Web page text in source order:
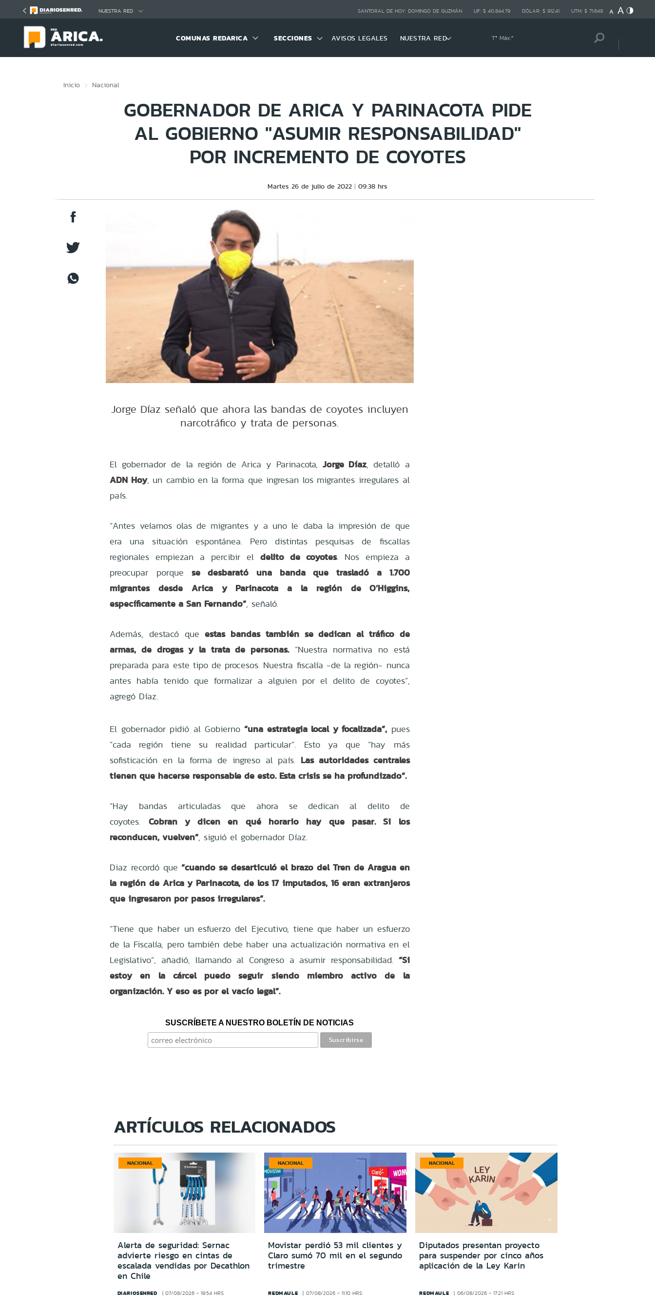
NUESTRA RED SANTORAL DE HOY: DOMINGO DE GUZMÁN UF: $ 40.844,79 DÓLAR: $ 912,41 UTM: $ 71.649
COMUNAS REDARICA SECCIONES AVISOS LEGALES NUESTRA RED Tª Máx:º
Inicio Nacional
GOBERNADOR DE ARICA Y PARINACOTA PIDE
AL GOBIERNO "ASUMIR RESPONSABILIDAD"
POR INCREMENTO DE COYOTES
Martes 26 de julio de 2022 09:38 hrs
Jorge Díaz señaló que ahora las bandas de coyotes incluyen
narcotráfico y trata de personas.
El gobernador de la región de Arica y Parinacota,Jorge Díaz, detalló a
ADN Hoy, un cambio en la forma que ingresan los migrantes irregulares al
país.
“Antes veíamos olas de migrantes y a uno le daba la impresión de que
era una situación espontánea. Pero distintas pesquisas de fiscalías
regionales empiezan a percibir el delito de coyotes. Nos empieza a
preocupar porque
se desbarató una banda que trasladó a 1.700
migrantes desde Arica y Parinacota a la región de O’Higgins,
específicamente a San Fernando”, señaló.
Además, destacó que estas bandas también se dedican al tráfico de
armas, de drogas y la trata de personas. “Nuestra normativa no está
preparada para este tipo de procesos. Nuestra fiscalía -de la región- nunca
antes había tenido que formalizar a alguien por el delito de coyotes”,
agregó Díaz.
El gobernador pidió al Gobierno “una estrategia local y focalizada”, pues
“cada región tiene su realidad particular”. Esto ya que “hay más
sofisticación en la forma de ingreso al país. Las autoridades centrales
tienen que hacerse responsable de esto. Esta crisis se ha profundizado”.
“Hay bandas articuladas que ahora se dedican al delito de
coyotes.
Cobran y dicen en qué horario hay que pasar. Si los
reconducen, vuelven”, siguió el gobernador Díaz.
Diaz recordó que “cuando se desarticuló el brazo del Tren de Aragua en
la región de Arica y Parinacota, de los 17 imputados, 16 eran extranjeros
que ingresaron por pasos irregulares”.
“Tiene que haber un esfuerzo del Ejecutivo, tiene que haber un esfuerzo
de la Fiscalía, pero también debe haber una actualización normativa en el
Legislativo”, añadió, llamando al Congreso a asumir responsabilidad. “Si
estoy en la cárcel puedo seguir siendo miembro activo de la
organización. Y eso es por el vacío legal”.
SUSCRÍBETE A NUESTRO BOLETÍN DE NOTICIAS
ARTÍCULOS RELACIONADOS
NACIONAL
Alerta de seguridad: Sernac
advierte riesgo en cintas de
escalada vendidas por Decathlon
en Chile
DIARIOSENRED 07/08/2026 - 19:54 HRS
NACIONAL
Movistar perdió 53 mil clientes y
Claro sumó 70 mil en el segundo
trimestre
REDMAULE 07/08/2026 - 11:10 HRS
NACIONAL
Diputados presentan proyecto
para suspender por cinco años
aplicación de la Ley Karin
REDMAULE 06/08/2026 - 17:21 HRS